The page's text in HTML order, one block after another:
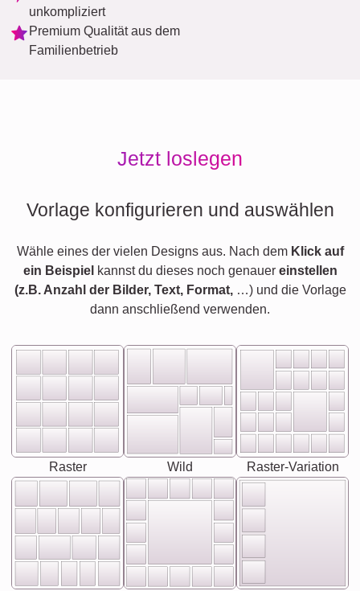
unkompliziert
Premium Qualität aus dem
Familienbetrieb
Jetzt loslegen
Vorlage konfigurieren und auswählen
Wähle eines der vielen Designs aus. Nach dem Klick auf
ein Beispiel kannst du dieses noch genauer einstellen
(z.B. Anzahl der Bilder, Text, Format,…) und die Vorlage
dann anschließend verwenden.
Raster Wild Raster-Variation